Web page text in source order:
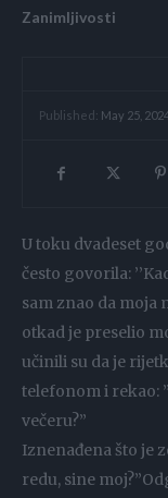
Zanimljivosti
Published: May 25,
U toku dvadeset
često govorila:
sam znao da moja
otkad je preselio
učinili su da je
telefonom i rekao:
večeru?”
Iznenađena što je
redu, sine